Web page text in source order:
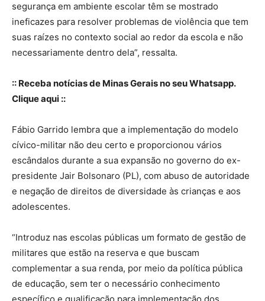
segurança em ambiente escolar têm se mostrado
ineficazes para resolver problemas de violência que tem
suas raízes no contexto social ao redor da escola e não
necessariamente dentro dela”, ressalta.
:: Receba notícias de Minas Gerais no seu Whatsapp.
Clique aqui ::
Fábio Garrido lembra que a implementação do modelo
cívico-militar não deu certo e proporcionou vários
escândalos durante a sua expansão no governo do ex-
presidente Jair Bolsonaro (PL), com abuso de autoridade
e negação de direitos de diversidade às crianças e aos
adolescentes.
“Introduz nas escolas públicas um formato de gestão de
militares que estão na reserva e que buscam
complementar a sua renda, por meio da política pública
de educação, sem ter o necessário conhecimento